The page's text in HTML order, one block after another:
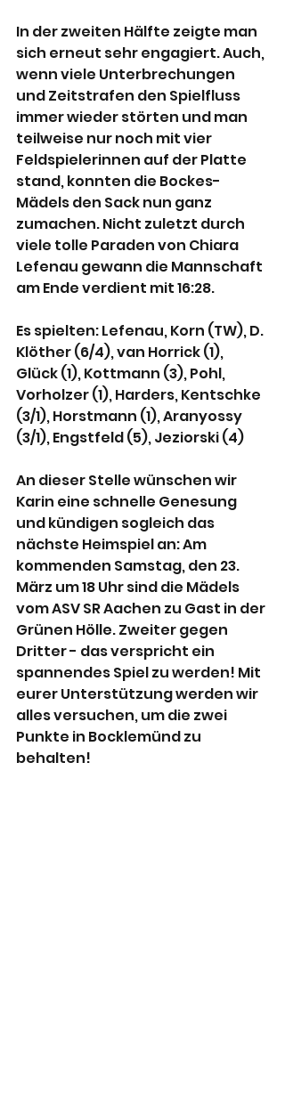
In der zweiten Hälfte zeigte man
sich erneut sehr engagiert. Auch,
wenn viele Unterbrechungen
und Zeitstrafen den Spielfluss
immer wieder störten und man
teilweise nur noch mit vier
Feldspielerinnen auf der Platte
stand, konnten die Bockes-
Mädels den Sack nun ganz
zumachen. Nicht zuletzt durch
viele tolle Paraden von Chiara
Lefenau gewann die Mannschaft
am Ende verdient mit 16:28.
Es spielten: Lefenau, Korn (TW), D.
Klöther (6/4), van Horrick (1),
Glück (1), Kottmann (3), Pohl,
Vorholzer (1), Harders, Kentschke
(3/1), Horstmann (1), Aranyossy
(3/1), Engstfeld (5), Jeziorski (4)
An dieser Stelle wünschen wir
Karin eine schnelle Genesung
und kündigen sogleich das
nächste Heimspiel an: Am
kommenden Samstag, den 23.
März um 18 Uhr sind die Mädels
vom ASV SR Aachen zu Gast in der
Grünen Hölle. Zweiter gegen
Dritter - das verspricht ein
spannendes Spiel zu werden! Mit
eurer Unterstützung werden wir
alles versuchen, um die zwei
Punkte in Bocklemünd zu
behalten!